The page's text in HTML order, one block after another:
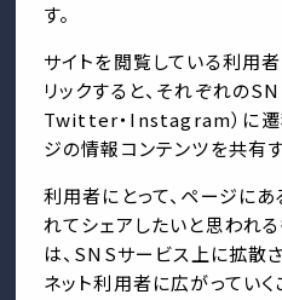
す。
サイトを閲覧している利用者
リックすると、それぞれの
Twitter・Instagram）に遷
ジの情報コンテンツを共有
利用者にとって、ページにあ
れてシェアしたいと思われ
は、SNSサービス上に拡散
ネット利用者に広がっていく